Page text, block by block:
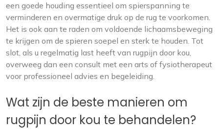
een goede houding essentieel om spierspanning te
verminderen en overmatige druk op de rug te voorkomen.
Het is ook aan te raden om voldoende lichaamsbeweging
te krijgen om de spieren soepel en sterk te houden. Tot
slot, als u regelmatig last heeft van rugpijn door kou,
overweeg dan een consult met een arts of fysiotherapeut
voor professioneel advies en begeleiding.
Wat zijn de beste manieren om
rugpijn door kou te behandelen?